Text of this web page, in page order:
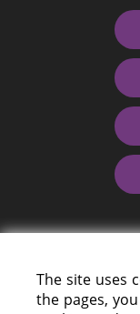
The site uses
the pages,